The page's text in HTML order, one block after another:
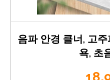
음파 안경 클너, 고
욕, 초